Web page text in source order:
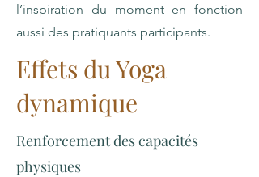
l’inspiration du moment en fonction
aussi des pratiquants participants.
Effets du Yoga
dynamique
Renforcement des capacités
physiques